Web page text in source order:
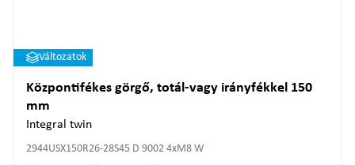
Változatok
Központifékes görgő, totál-vagy irányfékkel 150
mm
Integral twin
2944USX150R26-28S45 D 9002 4xM8 W